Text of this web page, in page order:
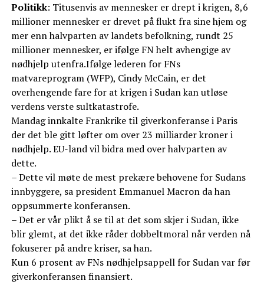
Politikk: Titusenvis av mennesker er drept i krigen, 8,6
millioner mennesker er drevet på flukt fra sine hjem og
mer enn halvparten av landets befolkning, rundt 25
millioner mennesker, er ifølge FN helt avhengige av
nødhjelp utenfra.Ifølge lederen for FNs
matvareprogram (WFP), Cindy McCain, er det
overhengende fare for at krigen i Sudan kan utløse
verdens verste sultkatastrofe.
Mandag innkalte Frankrike til giverkonferanse i Paris
der det ble gitt løfter om over 23 milliarder kroner i
nødhjelp. EU-land vil bidra med over halvparten av
dette.
– Dette vil møte de mest prekære behovene for Sudans
innbyggere, sa president Emmanuel Macron da han
oppsummerte konferansen.
– Det er vår plikt å se til at det som skjer i Sudan, ikke
blir glemt, at det ikke råder dobbeltmoral når verden nå
fokuserer på andre kriser, sa han.
Kun 6 prosent av FNs nødhjelpsappell for Sudan var før
giverkonferansen finansiert.